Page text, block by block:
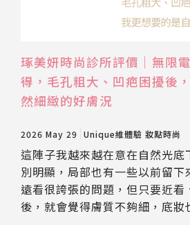
琢美妍時尚診所評價｜無限
得，毛孔粗大、凹疤困擾後
然細緻的好膚況
2026 May 29 Unique維體驗 妝點時尚
這陣子我越來越在意在自然光底
別明顯，局部也有一些以前留
遠看很誇張的問題，但只要近看
後，就會覺得膚質不夠細，底妝